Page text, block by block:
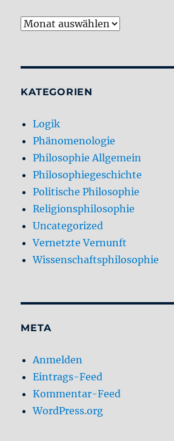
Archiv
KATEGORIEN
Logik
Phänomenologie
Philosophie Allgemein
Philosophiegeschichte
Politische Philosophie
Religionsphilosophie
Uncategorized
Vernetzte Vernunft
Wissenschaftsphilosophie
META
Anmelden
Eintrags-Feed
Kommentar-Feed
WordPress.org